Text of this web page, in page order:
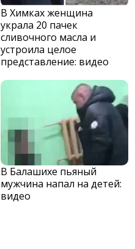
В Химках женщина
украла 20 пачек
сливочного масла и
устроила целое
представление: видео
В Балашихе пьяный
мужчина напал на детей:
видео